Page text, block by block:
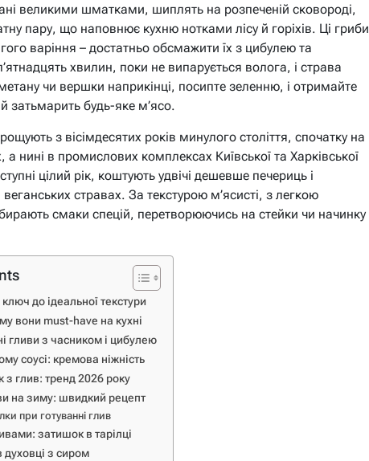
великими шматками, шиплять на розпеченій сковороді,
пару, що наповнює кухню нотками лісу й горіхів. Ці гриби
варіння – достатньо обсмажити їх з цибулею та
хвилин, поки не випарується волога, і страва
чи вершки наприкінці, посипте зеленню, і отримайте
затьмарить будь-яке м’ясо.
з вісімдесятих років минулого століття, спочатку на
а нині в промислових комплексах Київської та Харківської
цілий рік, коштують удвічі дешевше печериць і
стравах. За текстурою м’ясисті, з легкою
смаки спецій, перетворюючись на стейки чи начинку
до ідеальної текстури
вони must-have на кухні
гливи з часником і цибулею
соусі: кремова ніжність
з глив: тренд 2026 року
на зиму: швидкий рецепт
при готуванні глив
затишок в тарілці
духовці з сиром